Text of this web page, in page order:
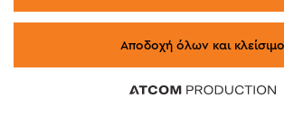
LEGO® Icons Hubble Space
Αποδοχή όλων και κλείσιμο